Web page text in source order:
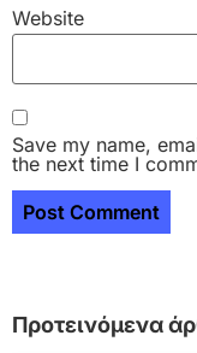
Website
Save my name,
the next time I
Προτεινόμενα